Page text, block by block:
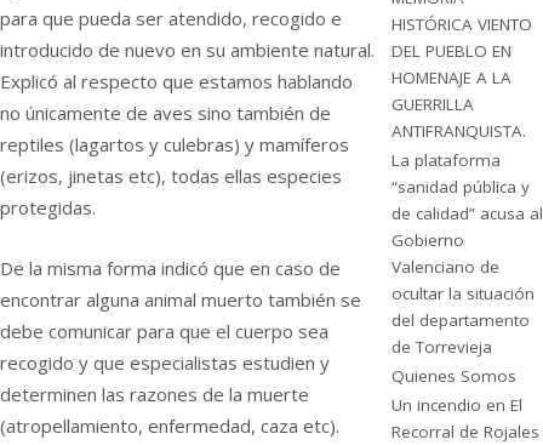
para que pueda ser atendido, recogido e
introducido de nuevo en su ambiente natural.
Explicó al respecto que estamos hablando
no únicamente de aves sino también de
reptiles (lagartos y culebras) y mamíferos
(erizos, jinetas etc), todas ellas especies
protegidas.
De la misma forma indicó que en caso de
encontrar alguna animal muerto también se
debe comunicar para que el cuerpo sea
recogido y que especialistas estudien y
determinen las razones de la muerte
(atropellamiento, enfermedad, caza etc).
HISTÓRICA VIENTO
DEL PUEBLO EN
HOMENAJE A LA
GUERRILLA
ANTIFRANQUISTA.
La plataforma
“sanidad pública y
de calidad” acusa al
Gobierno
Valenciano de
ocultar la situación
del departamento
de Torrevieja
Quienes Somos
Un incendio en El
Recorral de Rojales